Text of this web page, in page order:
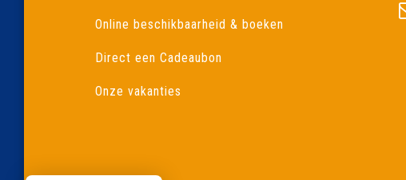
Online beschikbaarheid & boeken
Direct een Cadeaubon
Onze vakanties